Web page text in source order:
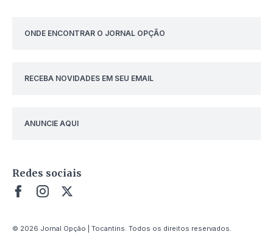
ONDE ENCONTRAR O JORNAL OPÇÃO
RECEBA NOVIDADES EM SEU EMAIL
ANUNCIE AQUI
Redes sociais
© 2026 Jornal Opção | Tocantins. Todos os direitos reservados.